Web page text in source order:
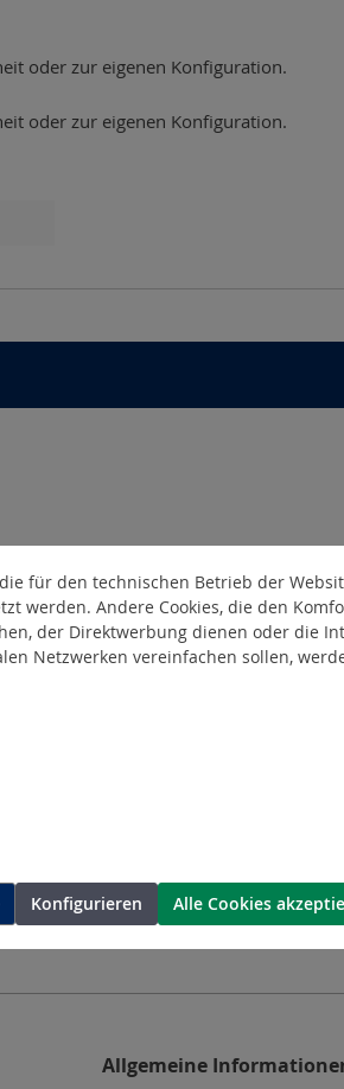
oder zur eigenen Konfiguration.
oder zur eigenen Konfiguration.
Allgemeine
für den technischen Betrieb der
werden. Andere Cookies, die den
der Direktwerbung dienen oder die
Netzwerken vereinfachen sollen,
Konfigurieren Alle Cookies